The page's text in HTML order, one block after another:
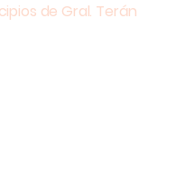
de Gral. Terán